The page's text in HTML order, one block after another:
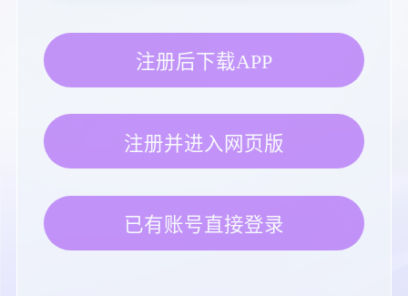
注册后下载APP
注册并进入网页版
已有账号直接登录